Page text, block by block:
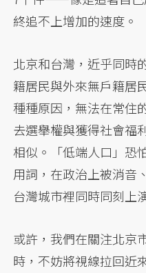
終追不上增加的速度。
北京和台灣，近乎同時
籍居民與外來無戶籍居
種種原因，無法在常住
去選舉權與獲得社會福
相似。「低端人口」恐
用詞，在政治上被消音
台灣城市裡同時同刻上
或許，我們在關注北京
時，不妨將視線拉回近